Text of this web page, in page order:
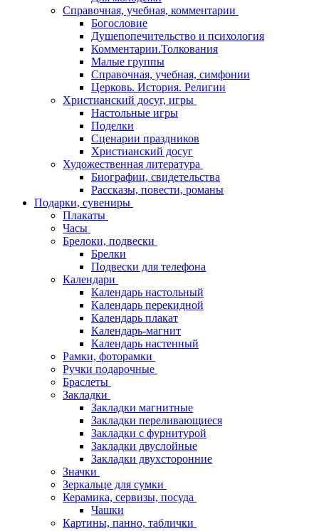
Справочная, учебная, комментарии
Богословие
Душепопечительство и психология
Комментарии.Толкования
Малые группы
Справочная, учебная, симфонии
Церковь. История. Религии
Христианский досуг, игры
Настольные игры
Поделки
Сценарии праздников
Христианский досуг
Художественная литература
Биографии, свидетельства
Рассказы, повести, романы
Подарки, сувениры
Плакаты
Часы
Брелоки, подвески
Брелки
Подвески для телефона
Календари
Календарь настольный
Календарь перекидной
Календарь плакат
Календарь-магнит
Календарь настенный
Рамки, фоторамки
Ручки подарочные
Браслеты
Закладки
Закладки магнитные
Закладки переливающиеся
Закладки с фурнитурой
Закладки двуслойные
Закладки двухсторонние
Значки
Зеркальце для сумки
Керамика, сервизы, посуда
Чашки
Картины, панно, таблички